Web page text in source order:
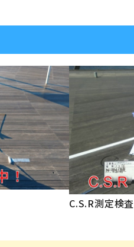
C.S.R測定検査